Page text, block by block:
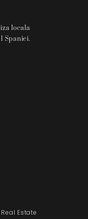
locala
Spaniei.
Estate